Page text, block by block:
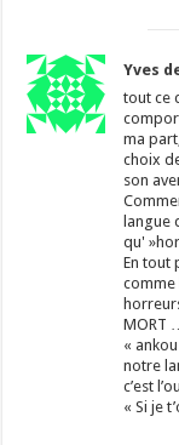
Yves
tout ce
ma
choix
son
langue
qu'
En tout
comme
MORT
«
notre
c’est
« Si je